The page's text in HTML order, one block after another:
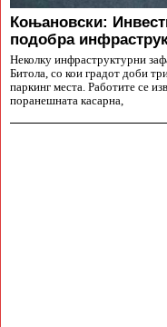
Коњановски:
подобра
Неколку инфраструктурни
Битола, со кои градот доби
паркинг места. Работите се
поранешната касарна,